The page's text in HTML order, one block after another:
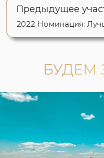
Предыдущее
2022 Номинация:
БУДЕМ